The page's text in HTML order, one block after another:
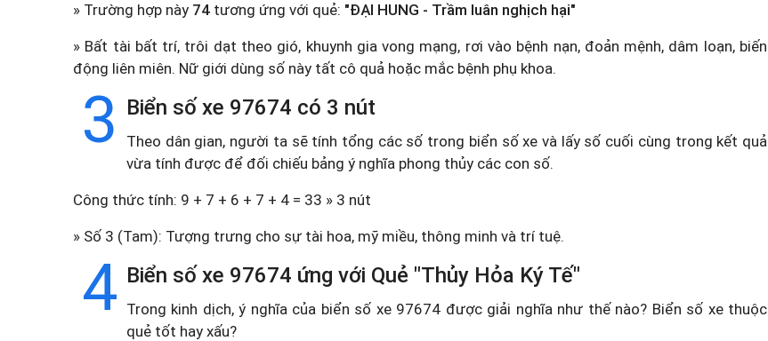
» Trường hợp này 74 tương ứng với quẻ: "ĐẠI HUNG - Trầm luân nghịch hại"
» Bất tài bất trí, trôi dạt theo gió, khuynh gia vong mạng, rơi vào bệnh nạn, đoản mệnh, dâm loạn, biến
động liên miên. Nữ giới dùng số này tất cô quả hoặc mắc bệnh phụ khoa.
3 Biển số xe 97674 có 3 nút
Theo dân gian, người ta sẽ tính tổng các số trong biển số xe và lấy số cuối cùng trong kết quả
vừa tính được để đối chiếu bảng ý nghĩa phong thủy các con số.
Công thức tính: 9 + 7 + 6 + 7 + 4 = 33 » 3 nút
» Số 3 (Tam): Tượng trưng cho sự tài hoa, mỹ miều, thông minh và trí tuệ.
4 Biển số xe 97674 ứng với Quẻ "Thủy Hỏa Ký Tế"
Trong kinh dịch, ý nghĩa của biển số xe 97674 được giải nghĩa như thế nào? Biển số xe thuộc
quẻ tốt hay xấu?